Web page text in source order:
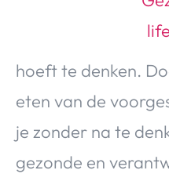
hoeft te denken.
eten van de
je zonder na te
gezonde en